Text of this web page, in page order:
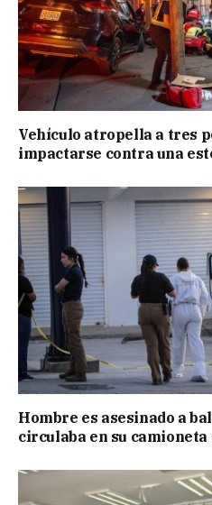
Vehículo atropella a tres
impactarse contra una
Hombre es asesinado a
circulaba en su